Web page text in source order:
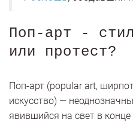
Поп-арт -
или протест?
Поп-арт (popular art,
искусство) —
явившийся на свет в